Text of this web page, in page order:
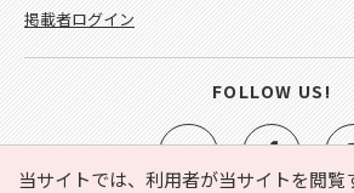
当サイトでは、利用者が当サイトを閲
掲載者ログイン
FOLLOW US!